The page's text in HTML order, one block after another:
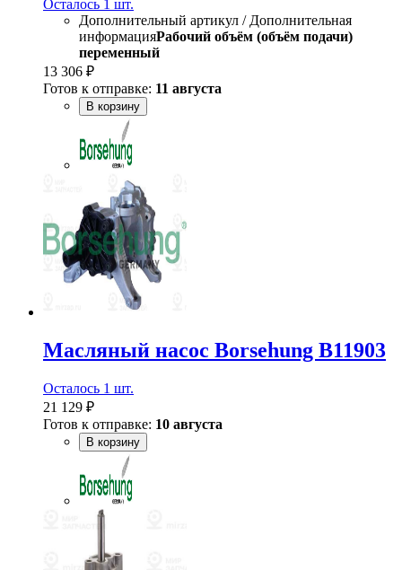
Осталось 1 шт.
Дополнительный артикул / Дополнительная
информацияРабочий объём (объём подачи)
переменный
13 306 ₽
Готов к отправке: 11 августа
В корзину
Масляный насос Borsehung B11903
Осталось 1 шт.
21 129 ₽
Готов к отправке: 10 августа
В корзину